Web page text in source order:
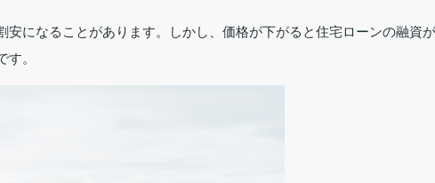
になることがあります。しかし、価格が下がると住宅ローンの融資が
。